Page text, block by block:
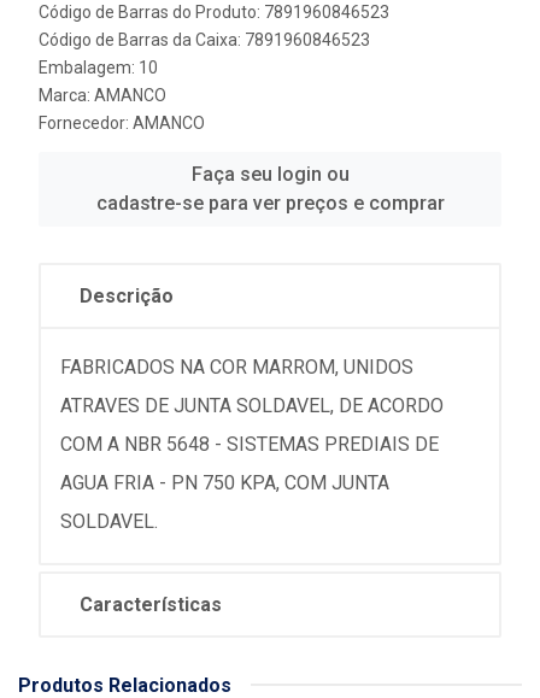
Código de Barras do Produto: 7891960846523
Código de Barras da Caixa: 7891960846523
Embalagem: 10
Marca: AMANCO
Fornecedor: AMANCO
Faça seu login ou
cadastre-se para ver preços e comprar
Descrição
FABRICADOS NA COR MARROM, UNIDOS
ATRAVES DE JUNTA SOLDAVEL, DE ACORDO
COM A NBR 5648 - SISTEMAS PREDIAIS DE
AGUA FRIA - PN 750 KPA, COM JUNTA
SOLDAVEL.
Características
Produtos Relacionados